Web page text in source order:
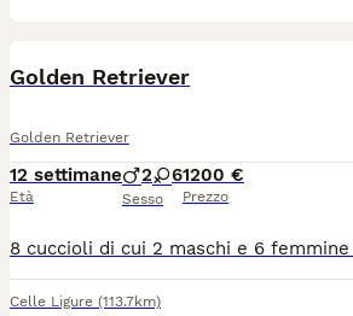
Golden Retriever
Golden Retriever
12 settimane
Età
2 6
Sesso
1200 €
Prezzo
Celle Ligure (113.7km)